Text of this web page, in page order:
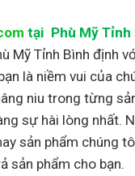
tại Phù Mỹ Tỉnh
Mỹ Tỉnh Bình định
là niềm vui của
niu trong từng
sự hài lòng nhất.
sản phẩm chúng
sản phẩm cho bạn.